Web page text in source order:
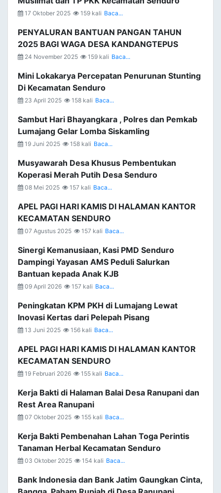
17 Oktober 2025 159 kali Baca...
PENYALURAN BANTUAN PANGAN TAHUN
2025 BAGI WAGA DESA KANDANGTEPUS
24 November 2025 159 kali Baca...
Mini Lokakarya Percepatan Penurunan Stunting
Di Kecamatan Senduro
23 April 2025 158 kali Baca...
Sambut Hari Bhayangkara , Polres dan Pemkab
Lumajang Gelar Lomba Siskamling
19 Juni 2025 158 kali Baca...
Musyawarah Desa Khusus Pembentukan
Koperasi Merah Putih Desa Senduro
08 Mei 2025 157 kali Baca...
APEL PAGI HARI KAMIS DI HALAMAN KANTOR
KECAMATAN SENDURO
07 Agustus 2025 157 kali Baca...
Sinergi Kemanusiaan, Kasi PMD Senduro
Dampingi Yayasan AMS Peduli Salurkan
Bantuan kepada Anak KJB
09 April 2026 157 kali Baca...
Peningkatan KPM PKH di Lumajang Lewat
Inovasi Kertas dari Pelepah Pisang
13 Juni 2025 156 kali Baca...
APEL PAGI HARI KAMIS DI HALAMAN KANTOR
KECAMATAN SENDURO
19 Februari 2026 155 kali Baca...
Kerja Bakti di Halaman Balai Desa Ranupani dan
Rest Area Ranupani
07 Oktober 2025 155 kali Baca...
Kerja Bakti Pembenahan Lahan Toga Perintis
Tanaman Herbal Kecamatan Senduro
03 Oktober 2025 154 kali Baca...
Bank Indonesia dan Bank Jatim Gaungkan Cinta,